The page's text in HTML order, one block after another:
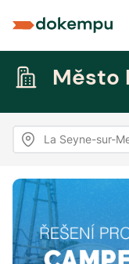
Město
La Seyne-sur-